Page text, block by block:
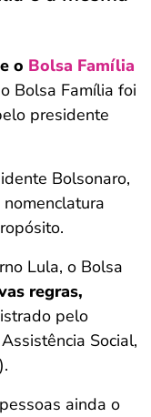
o Bolsa Família
Bolsa Família foi
presidente
Bolsonaro,
Lula, o Bolsa
regras,
pelo
Social,
ainda o